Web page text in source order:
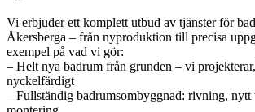
Vi erbjuder ett komplett utbud av tjänster för
Åkersberga – från nyproduktion till precisa
exempel på vad vi gör:
– Helt nya badrum från grunden – vi
nyckelfärdigt
– Fullständig badrumsombyggnad: rivning,